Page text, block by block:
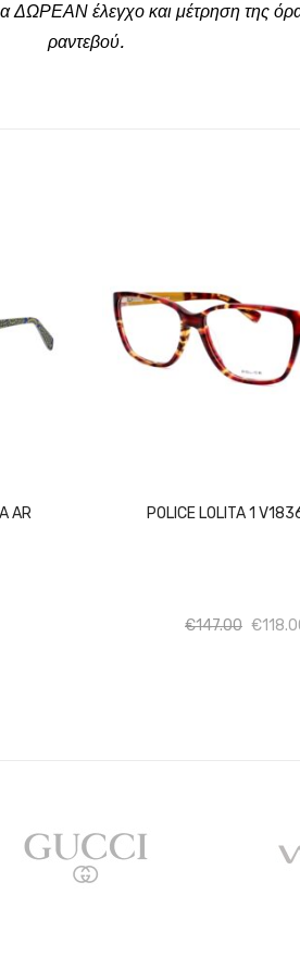
ΔΩΡΕΑΝ έλεγχο και μέτρηση της
ραντεβού.
AR
POLICE LOLITA 1
€147.00 €